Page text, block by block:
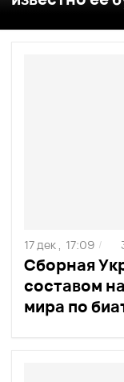
Сборная
составом
мира по
17 дек , 17:09 /